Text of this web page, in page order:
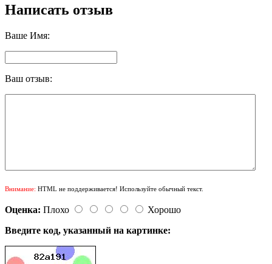
Написать отзыв
Ваше Имя:
Ваш отзыв:
Внимание: HTML не поддерживается! Используйте обычный текст.
Оценка: Плохо
Хорошо
Введите код, указанный на картинке: